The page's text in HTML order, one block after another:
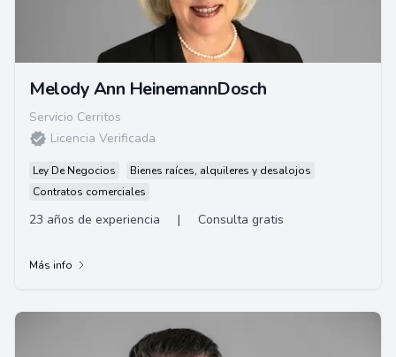
Melody Ann HeinemannDosch
Servicio Cerritos
Licencia Verificada
Ley De Negocios
Bienes raíces, alquileres y desalojos
Contratos comerciales
23 años de experiencia | Consulta gratis
Más info